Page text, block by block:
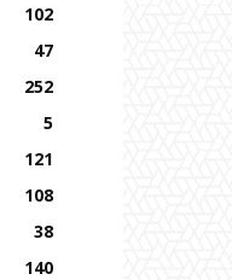
102
47
252
5
121
108
38
140